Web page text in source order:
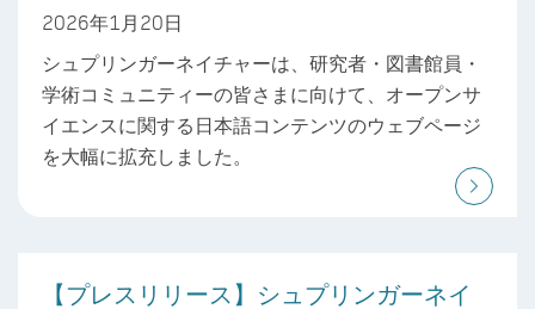
2026年1月20日
シュプリンガーネイチャーは、研究者・図書館員・
学術コミュニティーの皆さまに向けて、オープンサ
イエンスに関する日本語コンテンツのウェブページ
を大幅に拡充しました。
【プレスリリース】シュプリンガーネイ